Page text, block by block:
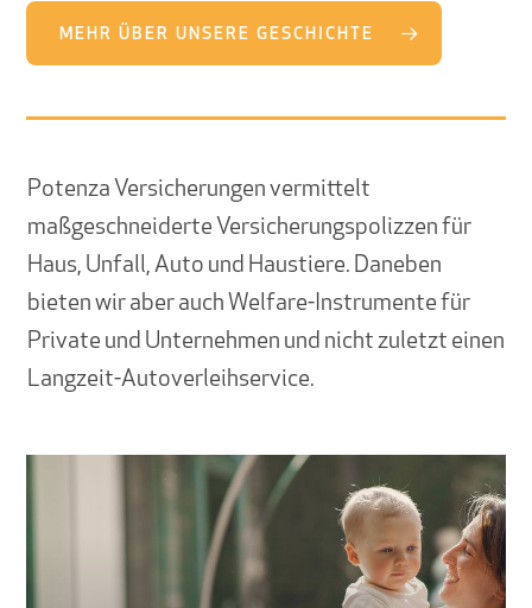
MEHR ÜBER UNSERE GESCHICHTE
Potenza Versicherungen vermittelt
maßgeschneiderte Versicherungspolizzen für
Haus, Unfall, Auto und Haustiere. Daneben
bieten wir aber auch Welfare-Instrumente für
Private und Unternehmen und nicht zuletzt einen
Langzeit-Autoverleihservice.